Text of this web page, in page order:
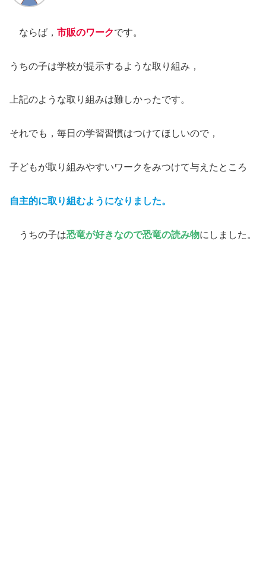
ならば， 市販のワークです。
うちの子は学校が提示するような取り組み，
上記のような取り組みは難しかったです。
それでも，毎日の学習習慣はつけてほしいので，
子どもが取り組みやすいワークをみつけて与えたところ
自主的に取り組むようになりました。
うちの子は恐竜が好きなので恐竜の読み物にしました。